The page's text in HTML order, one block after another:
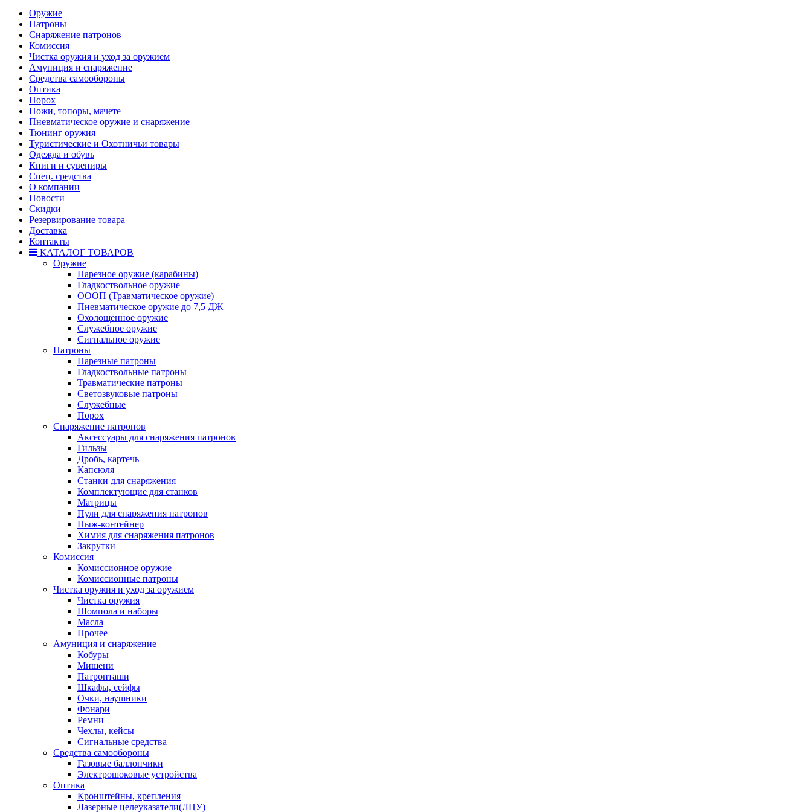
Оружие
Патроны
Снаряжение патронов
Комиссия
Чистка оружия и уход за оружием
Амуниция и снаряжение
Средства самообороны
Оптика
Порох
Ножи, топоры, мачете
Пневматическое оружие и снаряжение
Тюнинг оружия
Туристические и Охотничьи товары
Одежда и обувь
Книги и сувениры
Спец. средства
О компании
Новости
Скидки
Резервирование товара
Доставка
Контакты
КАТАЛОГ ТОВАРОВ
Оружие
Нарезное оружие (карабины)
Гладкоствольное оружие
ОООП (Травматическое оружие)
Пневматическое оружие до 7,5 ДЖ
Охолощённое оружие
Служебное оружие
Сигнальное оружие
Патроны
Нарезные патроны
Гладкоствольные патроны
Травматические патроны
Светозвуковые патроны
Служебные
Порох
Снаряжение патронов
Аксессуары для снаряжения патронов
Гильзы
Дробь, картечь
Капсюля
Станки для снаряжения
Комплектующие для станков
Матрицы
Пули для снаряжения патронов
Пыж-контейнер
Химия для снаряжения патронов
Закрутки
Комиссия
Комиссионное оружие
Комиссионные патроны
Чистка оружия и уход за оружием
Чистка оружия
Шомпола и наборы
Масла
Прочее
Амуниция и снаряжение
Кобуры
Мишени
Патронташи
Шкафы, сейфы
Очки, наушники
Фонари
Ремни
Чехлы, кейсы
Сигнальные средства
Средства самообороны
Газовые баллончики
Электрошоковые устройства
Оптика
Кронштейны, крепления
Лазерные целеуказатели(ЛЦУ)